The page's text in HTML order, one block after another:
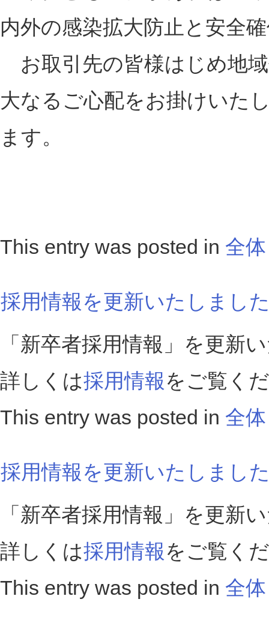
内外の感染拡大防止と安全
お取引先の皆様はじめ地
大なるご心配をお掛けいた
ます。
This entry was posted in 全体
採用情報を更新いたしまし
「新卒者採用情報」を更新
詳しくは採用情報 をご覧く
This entry was posted in 全体
採用情報を更新いたしまし
「新卒者採用情報」を更新
詳しくは採用情報 をご覧く
This entry was posted in 全体